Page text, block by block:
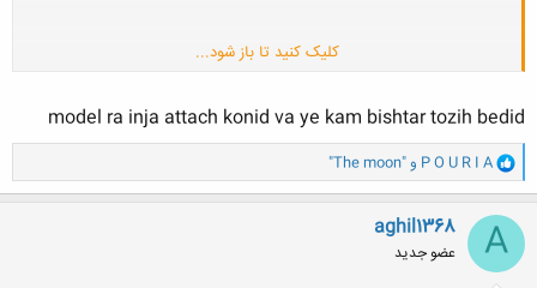
کلیک کنید تا باز شود...
model ra inja attach konid va ye kam bishtar tozih bedid
و
ا
ک
ن
ش
ه
ا
P O U R I A و"The moon"
A
aghil1368
عضو جدید